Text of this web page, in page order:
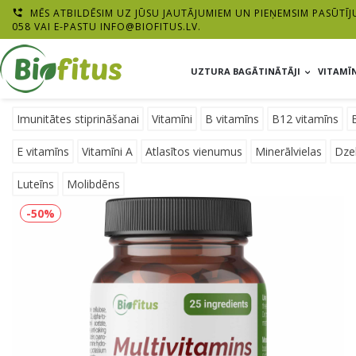

MĒS ATBILDĒSIM UZ JŪSU JAUTĀJUMIEM UN PIEŅEMSIM
058 VAI E-PASTU INFO@BIOFITUS.LV.
UZTURA BAGĀTINĀTĀJI
Imunitātes stiprināšanai Vitamīni B vitamīns B12 vitamīns
E vitamīns Vitamīni A Atlasītos vienumus Minerālvielas
Luteīns
Molibdēns
-50%